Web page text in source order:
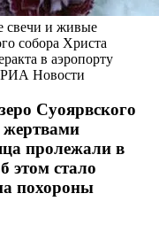
свечи и живые
собора Христа
в аэропорту
РИА Новости
Суоярвского
жертвами
пролежали в
этом стало
похороны